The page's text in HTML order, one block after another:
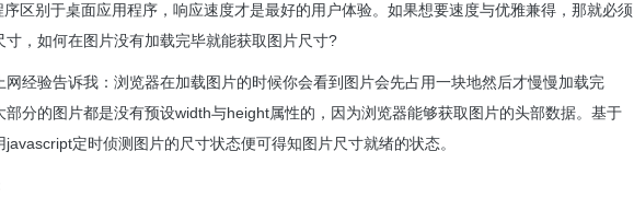
区别于桌面应用程序，响应速度才是最好的用户体验。如果想要速度与优雅兼得，那就必须
寸，如何在图片没有加载完毕就能获取图片尺寸?
网经验告诉我：浏览器在加载图片的时候你会看到图片会先占用一块地然后才慢慢加载完
部分的图片都是没有预设width与height属性的，因为浏览器能够获取图片的头部数据。基于
javascript定时侦测图片的尺寸状态便可得知图片尺寸就绪的状态。